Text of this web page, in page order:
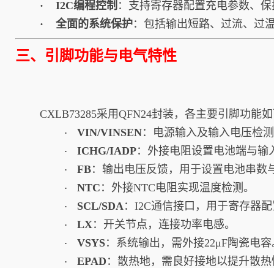
· I2C编程控制 ：支持寄存器配置充电参数、
· 全面的系统保护：包括输出短路、过流、过
三、引脚功能与电气特性
CXLB73285采用QFN24封装，各主要引脚功能
· VIN/VINSEN：电源输入及输入电压检
· ICHG/IADP：外接电阻设置电池端与输
· FB：输出电压反馈，用于设置电池串数
· NTC ：外接NTC电阻实现温度检测。
· SCL/SDA：I2C通信接口，用于寄存器
· LX：开关节点，连接功率电感。
· VSYS：系统输出，需外接22μF陶瓷电容
· EPAD ：散热地，需良好接地以提升散